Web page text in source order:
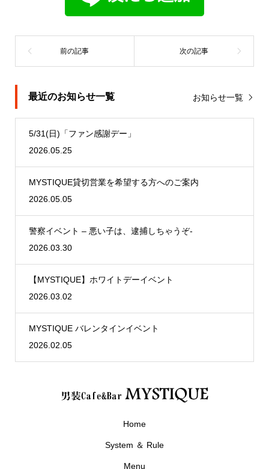
最近のお知らせ一覧 お知らせ一覧
5/31(日)「ファン感謝デー」
2026.05.25
MYSTIQUE貸切営業を希望する方へのご案内
2026.05.05
警察イベント – 悪い子は、逮捕しちゃうぞ-
2026.03.30
【MYSTIQUE】ホワイトデーイベント
2026.03.02
MYSTIQUE バレンタインイベント
2026.02.05
Home
System ＆ Rule
Menu